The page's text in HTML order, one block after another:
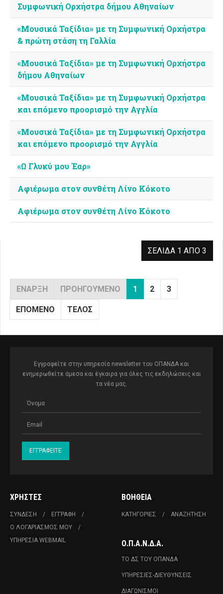
Συμφωνική Ορχήστρα δήμου Αθηναίων
«Μουσικά Ταξίδια» με τη Συμφωνική Ορχήστρα
& πρώτη στάση τη Γαλλία
«Μουσικά Ταξίδια» με τη Συμφωνική Ορχήστρα
δήμου Αθηναίων
«Μουσικά Ταξίδια» με τη Συμφωνική Ορχήστρα
και επόμενο προορισμό την Αγγλία
«Μουσικά Ταξίδια» με τη Συμφωνική Ορχήστρα
και επόμενο προορισμό την Αγγλία
«Ω Γλυκύ μου Έαρ»
Αφιέρωμα στον συνθέτη Λίνο Κόκοτο
Αφιέρωμα στον συνθέτη Λίνο Κόκοτο
ΣΕΛΊΔΑ 1 ΑΠΌ 3
ΈΝΑΡΞΗ ΠΡΟΗΓΟΎΜΕΝΟ 1 2 3
ΕΠΌΜΕΝΟ ΤΈΛΟΣ
Εγγραφείτε στην υπηρεσία newsletter του ΟΠΑΝΔΑ και
ενημερωθείτε άμεσα και έγκαιρα για όλες τις εκδηλώσεις και
τα νέα μας.
ΧΡΉΣΤΕΣ
ΣΎΝΔΕΣΗ
ΕΓΓΡΑΦΉ
Ο ΛΟΓΑΡΙΑΣΜΌΣ ΜΟΥ
ΥΠΗΡΕΣΊΑ WEBMAIL
ΒΟΉΘΕΙΑ
ΚΑΤΗΓΟΡΊΕΣ ΑΝΑΖΉΤΗΣΗ
Ο.Π.Α.Ν.Δ.Α.
ΤΟ ΔΣ ΤΟΥ ΟΠΑΝΔΑ
ΥΠΗΡΕΣΊΕΣ-ΔΙΕΥΘΎΝΣΕΙΣ
ΔΙΑΓΩΝΙΣΜΟΊ